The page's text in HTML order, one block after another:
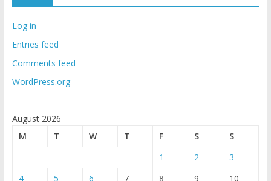
Log in
Entries feed
Comments feed
WordPress.org
August 2026
M
T W T F S
S
1
2
3
4
5 6 7 8 9 10